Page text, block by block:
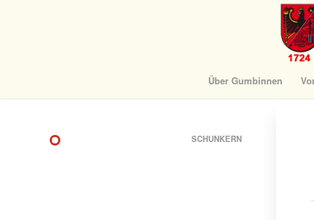
Über Gumbinnen
SCHUNKERN